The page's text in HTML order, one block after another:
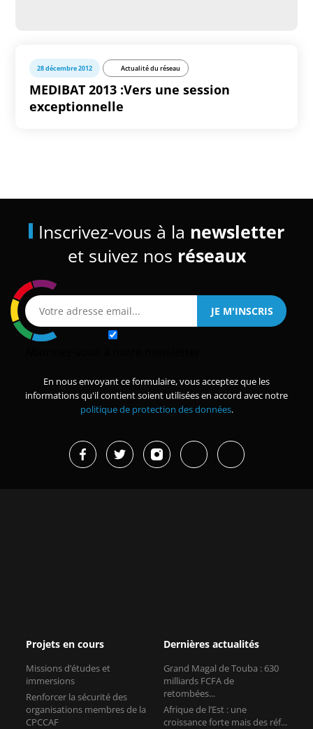
28 décembre 2012 Actualité du réseau
MEDIBAT 2013 :Vers une session
exceptionnelle
Inscrivez-vous à la newsletter
et suivez nos réseaux
En nous envoyant ce formulaire, vous acceptez que les
informations qu'il contient soient utilisées en accord avec notre
politique de protection des données.
Projets en cours
Missions d’études et
immersions
Renforcer la sécurité des
organisations membres de la
CPCCAF
Dernières actualités
Grand Magal de Touba : 630
milliards FCFA de
retombées...
Afrique de l’Est : une
croissance forte mais des réf...